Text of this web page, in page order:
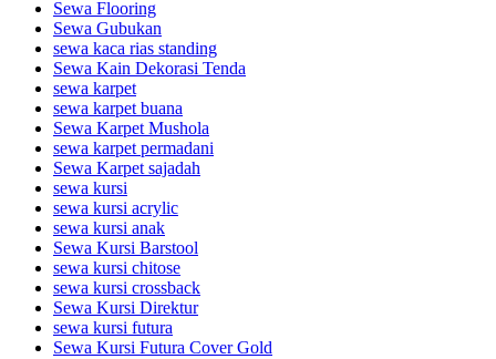
Sewa Flooring
Sewa Gubukan
sewa kaca rias standing
Sewa Kain Dekorasi Tenda
sewa karpet
sewa karpet buana
Sewa Karpet Mushola
sewa karpet permadani
Sewa Karpet sajadah
sewa kursi
sewa kursi acrylic
sewa kursi anak
Sewa Kursi Barstool
sewa kursi chitose
sewa kursi crossback
Sewa Kursi Direktur
sewa kursi futura
Sewa Kursi Futura Cover Gold